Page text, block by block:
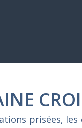
prisées, les